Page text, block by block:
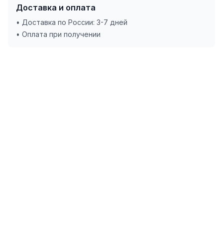
Доставка и оплата
• Доставка по России: 3-7 дней
• Оплата при получении